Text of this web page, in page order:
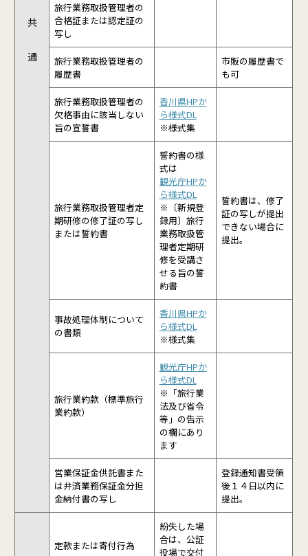
共
通
旅行業務取扱管理者の
合格証または認定証の
写し
旅行業務取扱管理者の
履歴書
市販の履歴書で
も可
旅行業務取扱管理者の
欠格事由に該当しない
旨の宣誓書
香川県HPか
ら様式DL
※様式集
旅行業務取扱管理者定
期研修の修了証の写し
または誓約書
誓約書の様
式は
観光庁HPか
ら様式DL
※〔新規登
録用〕旅行
業務取扱管
理者定期研
修を受講さ
せる旨の誓
約書
誓約書は、修了
証の写しが提出
できない場合に
提出。
事故処理体制について
の書類
香川県HPか
ら様式DL
※様式集
旅行業約款（標準旅行
業約款）
観光庁HPか
ら様式DL
※「旅行業
法及び省令
等」の告示
の欄にあり
ます
営業保証金供託書また
は弁済業務保証金分担
金納付書の写し
登録通知書受領
後１４日以内に
提出。
定款または寄付行為
紛失した場
合は、公証
役場で交付